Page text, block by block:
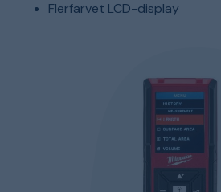
Flerfarvet LCD-display